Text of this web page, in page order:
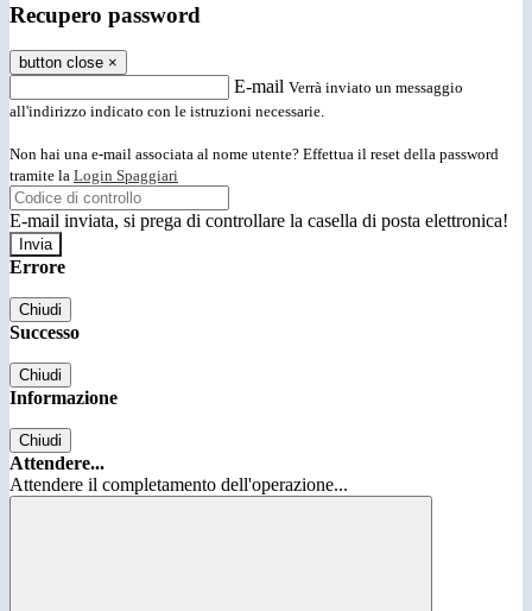
Recupero password
button close ×
E-mail Verrà inviato un messaggio
all'indirizzo indicato con le istruzioni necessarie.
Non hai una e-mail associata al nome utente? Effettua il reset della password
tramite la Login Spaggiari
E-mail inviata, si prega di controllare la casella di posta elettronica!
Errore
Chiudi
Successo
Chiudi
Informazione
Chiudi
Attendere...
Attendere il completamento dell'operazione...